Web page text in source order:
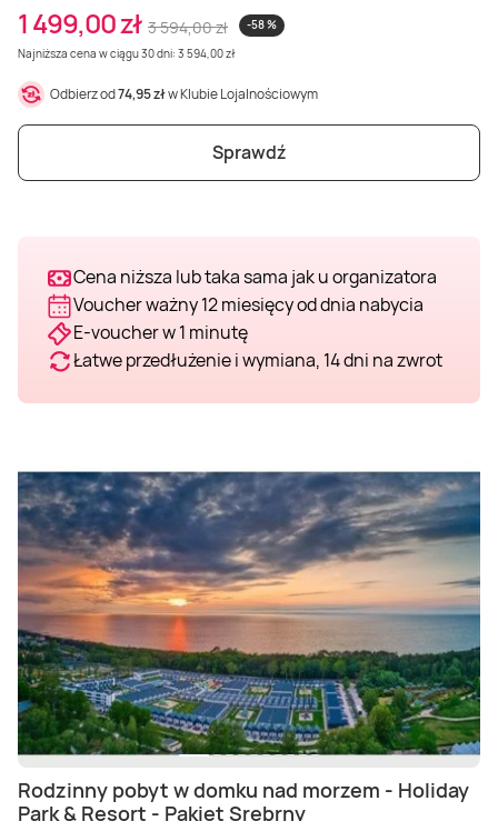
Weekend w SPA
Mazury
Masaż klasyczny
Masaż pleców
Masaż sportowy
Masaż Antycellulitowy
Masaż całego ciała
Masaż Karku
Masaż orientalny
Pojazdy specjalne
Jazda po torze
Jazda czołgiem
Fitness
Sporty zimowe
Wspinaczka
Kurs żeglarski
Kurs motorowodny
SUP
1 499,00 zł 3 594,00 zł
-58 %
Najniższa cena w ciągu 30 dni: 3 594,00 zł
Odbierz od74,95 złw Klubie Lojalnościowym
Sprawdź
Cena niższa lub taka sama jak u organizatora
Voucher ważny 12 miesięcy od dnia nabycia
E-voucher w 1 minutę
Łatwe przedłużenie i wymiana, 14 dni na zwrot
Rodzinny pobyt w domku nad morzem - Holiday
Park & Resort - Pakiet Srebrny